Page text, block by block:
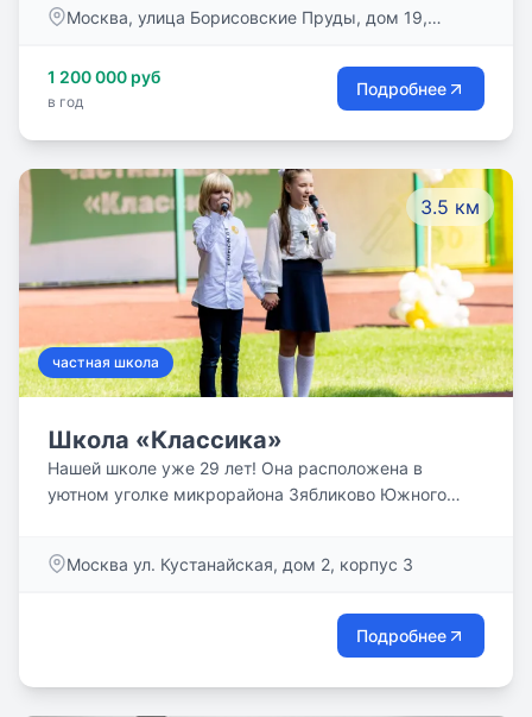
инновационные технологии. Много лет «Наследник»
уверены, что все дети талантливы! И задача нашей
школы максимально развить способности каждого
Москва, улица Борисовские Пруды, дом 19,
1 200 000 руб
в год
Подробнее
3.5 км
частная школа
Школа «Классика»
Нашей школе уже 29 лет! Она расположена в
уютном уголке микрорайона Зябликово Южного
стали, действительно, образцовым учебным
начальной школы. У нас появились оснащенные по
последнему слову техники кабинеты информатики и
Москва ул. Кустанайская, дом 2, корпус 3
Подробнее